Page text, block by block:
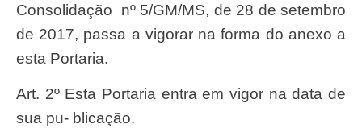
Consolidação nº 5/GM/MS, de 28 de setembro
de 2017, passa a vigorar na forma do anexo a
esta Portaria.
Art. 2º Esta Portaria entra em vigor na data de
sua pu- blicação.